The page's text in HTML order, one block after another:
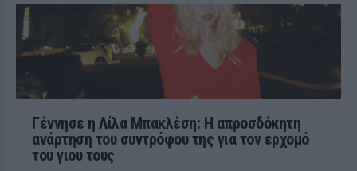
Γέννησε η Λίλα Μπακλέση: Η απροσδόκητη
ανάρτηση του συντρόφου της για τον ερχομό
του γιου τους